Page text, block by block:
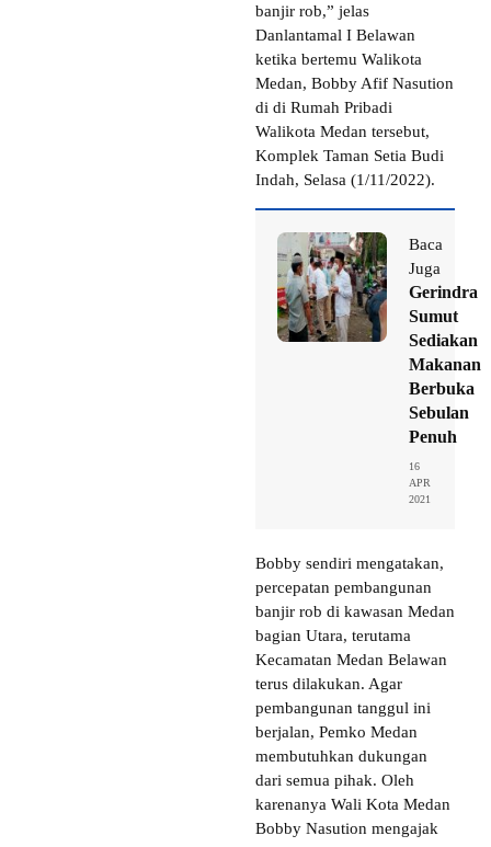
banjir rob,” jelas
Danlantamal I Belawan
ketika bertemu Walikota
Medan, Bobby Afif Nasution
di di Rumah Pribadi
Walikota Medan tersebut,
Komplek Taman Setia Budi
Indah, Selasa (1/11/2022).
Baca
Juga
Gerindra
Sumut
Sediakan
Makanan
Berbuka
Sebulan
Penuh
16
APR
2021
Bobby sendiri mengatakan,
percepatan pembangunan
banjir rob di kawasan Medan
bagian Utara, terutama
Kecamatan Medan Belawan
terus dilakukan. Agar
pembangunan tanggul ini
berjalan, Pemko Medan
membutuhkan dukungan
dari semua pihak. Oleh
karenanya Wali Kota Medan
Bobby Nasution mengajak